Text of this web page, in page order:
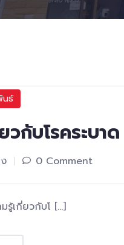
นธ์
วกับโรคระบ
0 Comment
รู้เกี่ยวกับโ […]